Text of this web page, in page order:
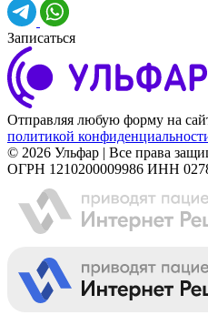
Записаться
Отправляя любую форму на
политикой
© 2026 Ульфар | Все права
ОГРН 1210200009986 ИНН